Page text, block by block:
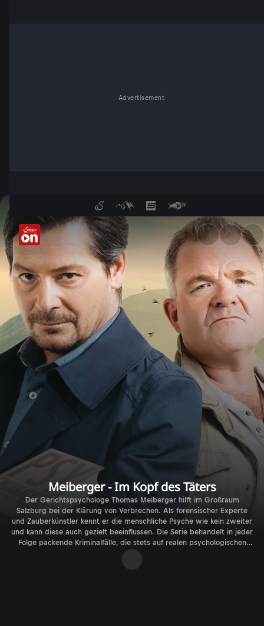
Advertisement
Meiberger - im Kopf des
Meiberger - Im Kopf des Täters
Der Gerichtspsychologe Thomas Meiberger hilft im Großraum
Salzburg bei der Klärung von Verbrechen. Als forensischer Experte
und Zauberkünstler kennt er die menschliche Psyche wie kein zweiter
und kann diese auch gezielt beeinflussen. Die Serie behandelt in jeder
Folge packende Kriminalfälle, die stets auf realen psychologischen
Phänomenen basieren. Durch das charmante und augenzwinkernde
Auftreten der Figuren kommt aber auch der typisch österreichische